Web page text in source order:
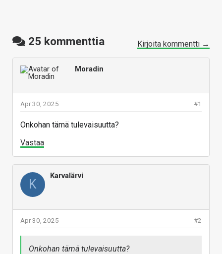
25 kommenttia Kirjoita kommentti →
Moradin
#1
Apr 30, 2025
Onkohan tämä tulevaisuutta?
Vastaa
K
Karvalärvi
#2
Apr 30, 2025
Onkohan tämä tulevaisuutta?